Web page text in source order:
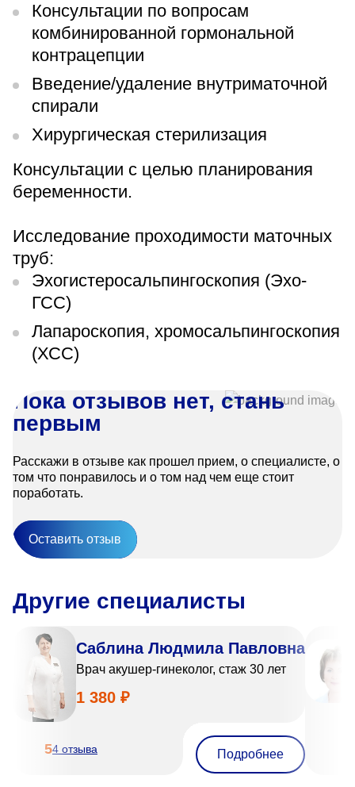
Консультации по вопросам
комбинированной гормональной
контрацепции
Введение/удаление внутриматочной
спирали
Хирургическая стерилизация
Консультации с целью планирования
беременности.
Исследование проходимости маточных
труб:
Эхогистеросальпингоскопия (Эхо-
ГСС)
Лапароскопия, хромосальпингоскопия
(ХСС)
Пока отзывов нет, стань
первым
Расскажи в отзыве как прошел прием, о специалисте, о
том что понравилось и о том над чем еще стоит
поработать.
Оставить отзыв
Другие специалисты
Саблина Людмила Павловна
Врач акушер-гинеколог, стаж 30 лет
1 380 ₽
54 отзыва Подробнее